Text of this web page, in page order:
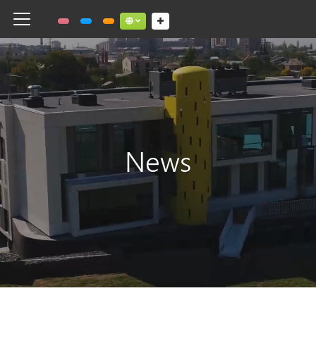
Toggle navigation Social links dropdown button
News